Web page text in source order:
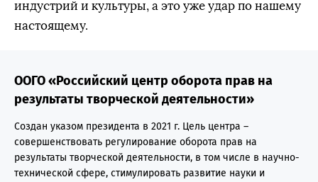
индустрий и культуры, а это уже удар по нашему
настоящему.
ООГО «Российский центр оборота прав на
результаты творческой деятельности»
Создан указом президента в 2021 г. Цель центра –
совершенствовать регулирование оборота прав на
результаты творческой деятельности, в том числе в научно-
технической сфере, стимулировать развитие науки и